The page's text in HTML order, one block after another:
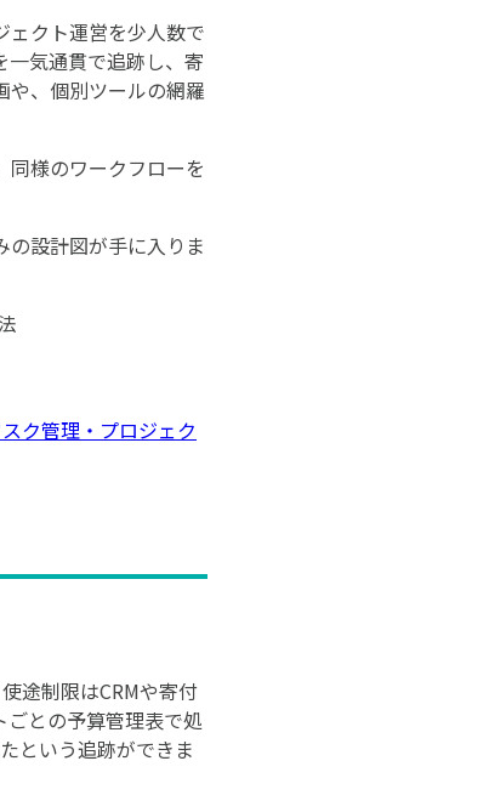
ェクト運営を少人数で
一気通貫で追跡し、寄
や、個別ツールの網羅
同様のワークフローを
設計図が手に入りま
ク管理・プロジェク
途制限はCRMや寄付
との予算管理表で処
という追跡ができま